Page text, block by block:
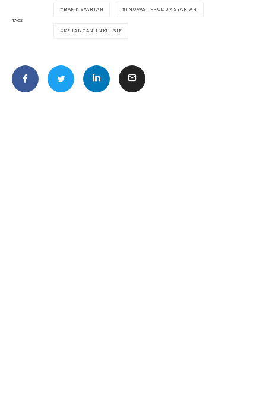
TAGS
BANK SYARIAH INOVASI PRODUK SYARIAH
KEUANGAN INKLUSIF